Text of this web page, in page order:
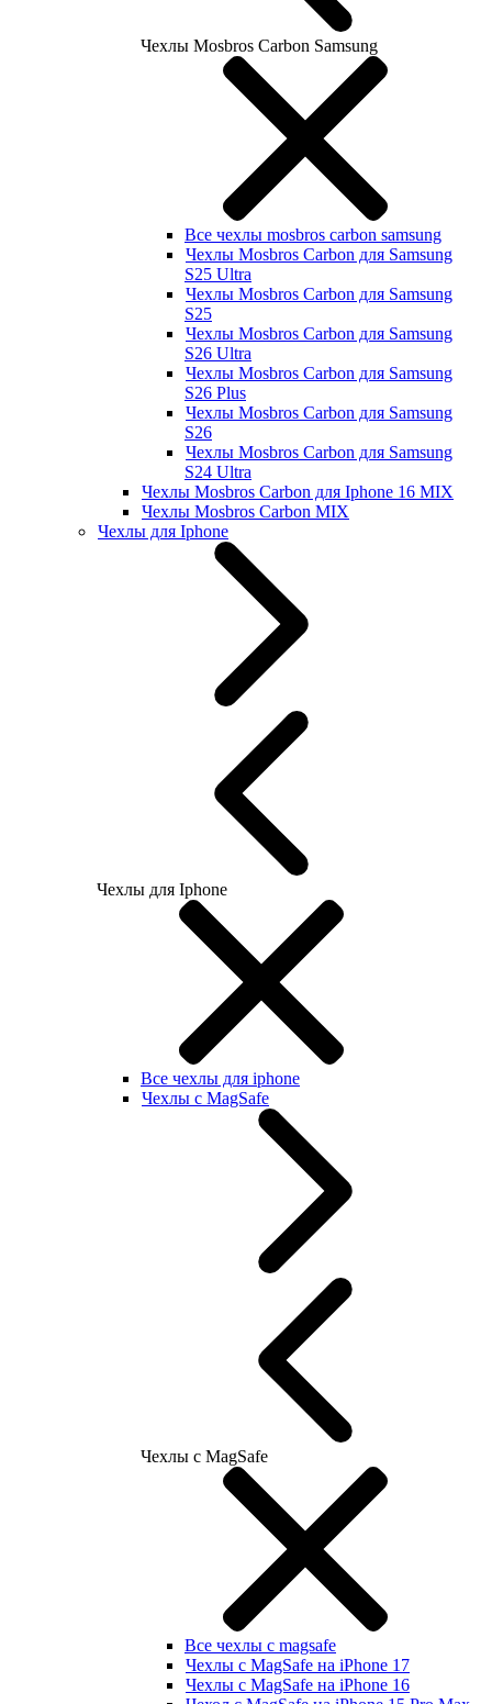
Чехлы Mosbros Carbon Samsung
Все чехлы mosbros carbon samsung
Чехлы Mosbros Carbon для Samsung
S25 Ultra
Чехлы Mosbros Carbon для Samsung
S25
Чехлы Mosbros Carbon для Samsung
S26 Ultra
Чехлы Mosbros Carbon для Samsung
S26 Plus
Чехлы Mosbros Carbon для Samsung
S26
Чехлы Mosbros Carbon для Samsung
S24 Ultra
Чехлы Mosbros Carbon для Iphone 16 MIX
Чехлы Mosbros Carbon MIX
Чехлы для Iphone
Чехлы для Iphone
Все чехлы для iphone
Чехлы с MagSafe
Чехлы с MagSafe
Все чехлы с magsafe
Чехлы с MagSafe на iPhone 17
Чехлы с MagSafe на iPhone 16